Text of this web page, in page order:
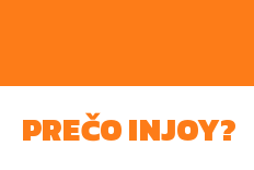
PREČO INJOY?